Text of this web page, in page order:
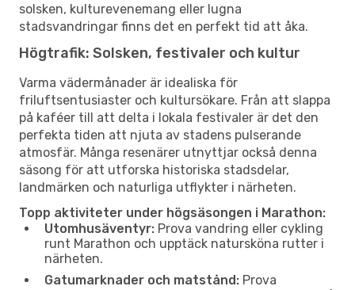
solsken, kulturevenemang eller lugna
stadsvandringar finns det en perfekt tid att åka.
Högtrafik: Solsken, festivaler och kultur
Varma vädermånader är idealiska för
friluftsentusiaster och kultursökare. Från att slappa
på kaféer till att delta i lokala festivaler är det den
perfekta tiden att njuta av stadens pulserande
atmosfär. Många resenärer utnyttjar också denna
säsong för att utforska historiska stadsdelar,
landmärken och naturliga utflykter i närheten.
Topp aktiviteter under högsäsongen i Marathon:
Utomhusäventyr: Prova vandring eller cykling
runt Marathon och upptäck natursköna rutter i
närheten.
Gatumarknader och matstånd: Prova